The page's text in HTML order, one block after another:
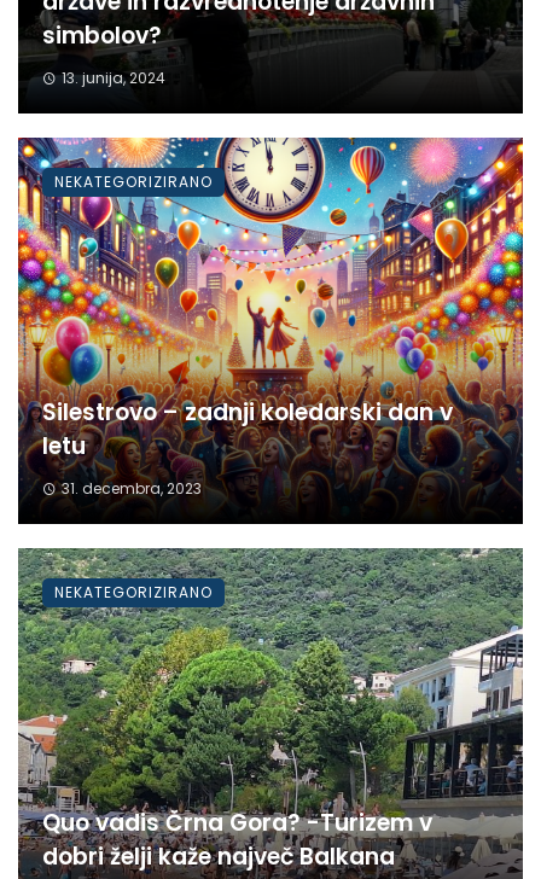
simbolov?
13. junija, 2024
Silestrovo – zadnji koledarski dan v
letu
31. decembra, 2023
NEKATEGORIZIRANO
Quo vadis Črna Gora? -Turizem v
dobri želji kaže največ Balkana
NEKATEGORIZIRANO